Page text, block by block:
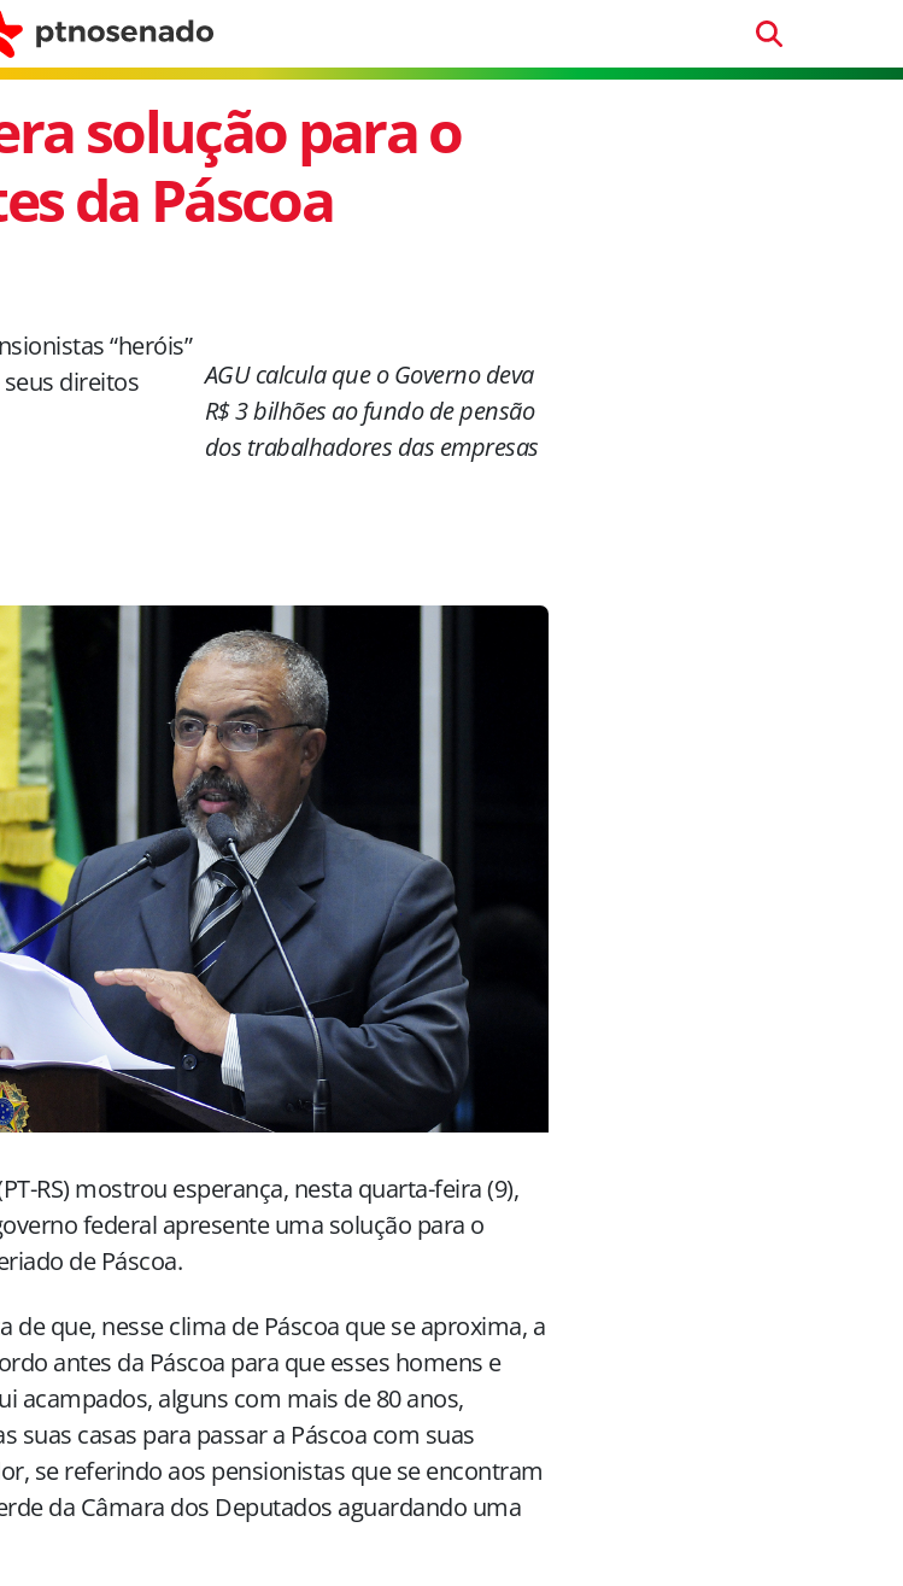
solução para o
da Páscoa
“heróis”
direitos
AGU calcula que o Governo deva
R$ 3 bilhões ao fundo de pensão
dos trabalhadores das empresas
RS) mostrou esperança, nesta quarta-feira (9),
federal apresente uma solução para o
de Páscoa.
de que, nesse clima de Páscoa que se aproxima, a
antes da Páscoa para que esses homens e
acampados, alguns com mais de 80 anos,
suas casas para passar a Páscoa com suas
se referindo aos pensionistas que se encontram
da Câmara dos Deputados aguardando uma